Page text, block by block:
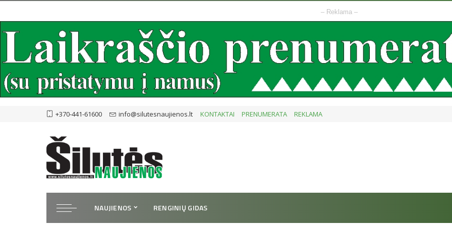
– Reklama –
+370-441-61600 info@silutesnaujienos.lt KONTAKTAI PRENUMERATA REKLAMA
NAUJIENOS RENGINIŲ GIDAS